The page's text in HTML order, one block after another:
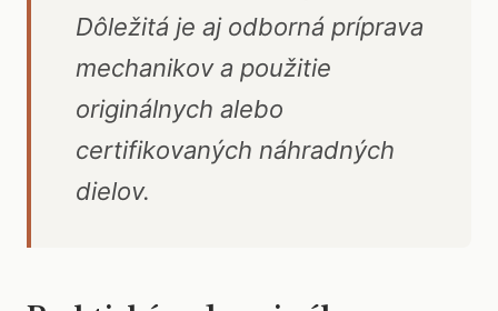
Dôležitá je aj odborná príprava
mechanikov a použitie
originálnych alebo
certifikovaných náhradných
dielov.